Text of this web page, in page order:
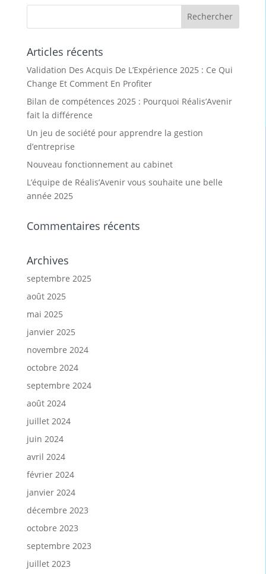
Articles récents
Validation Des Acquis De L’Expérience 2025 : Ce Qui
Change Et Comment En Profiter
Bilan de compétences 2025 : Pourquoi Réalis’Avenir
fait la différence
Un jeu de société pour apprendre la gestion
d’entreprise
Nouveau fonctionnement au cabinet
L’équipe de Réalis’Avenir vous souhaite une belle
année 2025
Commentaires récents
Archives
septembre 2025
août 2025
mai 2025
janvier 2025
novembre 2024
octobre 2024
septembre 2024
août 2024
juillet 2024
juin 2024
avril 2024
février 2024
janvier 2024
décembre 2023
octobre 2023
septembre 2023
juillet 2023